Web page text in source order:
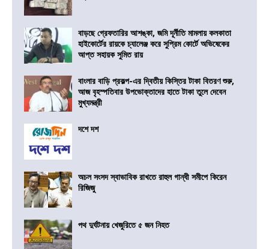
বাড়ছে গ্রেফতারির আশঙ্কা, জমি দূর্নীতি মামলায় কলকাতা
হাইকোর্টের রায়কে চ্যালেঞ্জ করে সুপ্রিম কোর্টে অভিষেকের
আপ্ত সহায়ক সুমিত রায়
বাংলার বাড়ি প্রকল্প-এর দ্বিতীয় কিস্তির টাকা বিতরণ শুরু,
আজ বৃহস্পতিবার উপভোক্তাদের হাতে টাকা তুলে দেবেন
মুখ্যমন্ত্রী
দশে দশ
অচল সংসদ স্বাভাবিক রাখতে রাহুল গান্ধী সমীপে কিরেন
রিজিজু
পথ দুর্ঘটনায় খেজুরিতে ৫ জন নিহত